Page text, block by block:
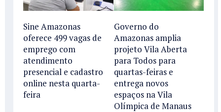
Sine Amazonas
oferece 499 vagas de
emprego com
atendimento
presencial e cadastro
online nesta quarta-
feira
Governo do
Amazonas amplia
projeto Vila Aberta
para Todos para
quartas-feiras e
entrega novos
espaços na Vila
Olímpica de Manaus